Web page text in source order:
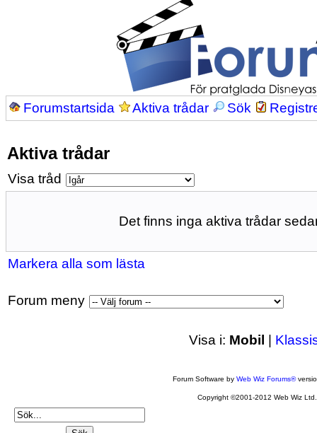
Forumstartsida Aktiva trådar Sök
Aktiva trådar
Visa tråd
Det finns inga aktiva trådar
Markera alla som lästa
Forum meny
Visa i: Mobil |
Forum Software byWeb Wiz Forums®
Copyright ©2001-2012 Web Wiz Ltd.